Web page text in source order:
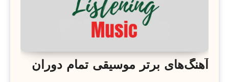
آهنگ‌های برتر موسیقی تمام دوران